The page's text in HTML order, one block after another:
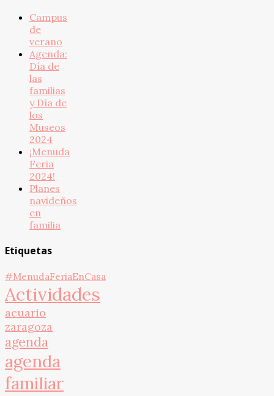
Campus
de
verano
Agenda:
Día de
las
familias
y Día de
los
Museos
2024
¡Menuda
Feria
2024!
Planes
navideños
en
familia
Etiquetas
#MenudaFeriaEnCasa
Actividades
acuario
zaragoza
agenda
agenda
familiar